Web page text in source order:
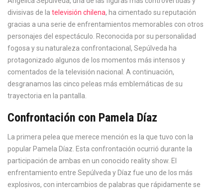
divisivas de la televisión chilena, ha cimentado su reputación
gracias a una serie de enfrentamientos memorables con otros
personajes del espectáculo. Reconocida por su personalidad
fogosa y su naturaleza confrontacional, Sepúlveda ha
protagonizado algunos de los momentos más intensos y
comentados de la televisión nacional. A continuación,
desgranamos las cinco peleas más emblemáticas de su
trayectoria en la pantalla.
Confrontación con Pamela Díaz
La primera pelea que merece mención es la que tuvo con la
popular Pamela Díaz. Esta confrontación ocurrió durante la
participación de ambas en un conocido reality show. El
enfrentamiento entre Sepúlveda y Díaz fue uno de los más
explosivos, con intercambios de palabras que rápidamente se